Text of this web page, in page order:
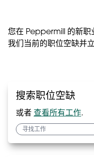
您在 Peppermill 的新职
我们当前的职位空缺并
搜索职位空缺
或者 查看所有工作.